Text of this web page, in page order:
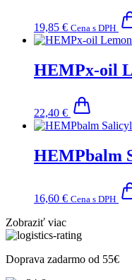
19,85 € Cena s DPH
HEMPx-oil
22,40 €
HEMPbalm
16,60 € Cena s DPH
Zobraziť viac
Doprava zadarmo od 55€